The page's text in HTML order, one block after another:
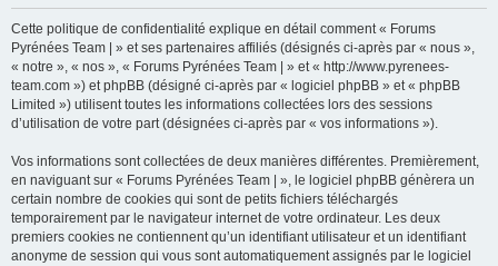
h
Cette politique de confidentialité explique en détail comment « Forums
Pyrénées Team | » et ses partenaires affiliés (désignés ci-après par « nous »,
« notre », « nos », « Forums Pyrénées Team | » et « http://www.pyrenees-
team.com ») et phpBB (désigné ci-après par « logiciel phpBB » et « phpBB
Limited ») utilisent toutes les informations collectées lors des sessions
d’utilisation de votre part (désignées ci-après par « vos informations »).
Vos informations sont collectées de deux manières différentes. Premièrement,
en naviguant sur « Forums Pyrénées Team | », le logiciel phpBB génèrera un
certain nombre de cookies qui sont de petits fichiers téléchargés
temporairement par le navigateur internet de votre ordinateur. Les deux
premiers cookies ne contiennent qu’un identifiant utilisateur et un identifiant
anonyme de session qui vous sont automatiquement assignés par le logiciel